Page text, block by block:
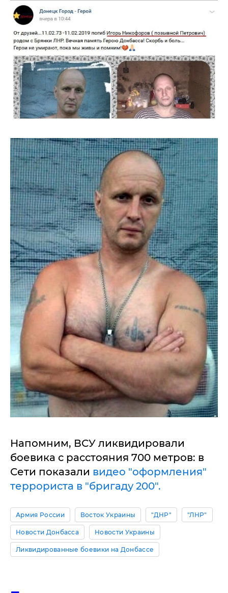
Напомним, ВСУ ликвидировали
боевика с расстояния 700 метров: в
Сети показали видео "оформления"
террориста в "бригаду 200".
Армия России Восток Украины "ДНР" "ЛНР"
Новости Донбасса Новости Украины
Ликвидированные боевики на Донбассе